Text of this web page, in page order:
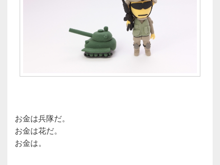
お金は兵隊だ。
お金は花だ。
お金は。